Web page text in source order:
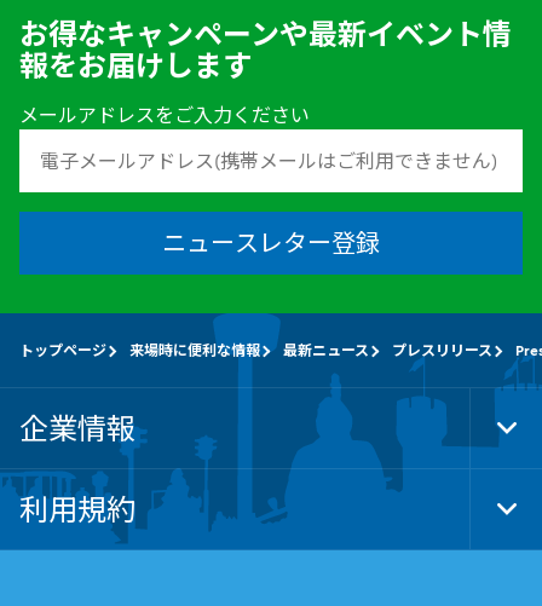
お得なキャンペーンや最新イベント情
報をお届けします
メールアドレスをご入力ください
ニュースレター登録
トップページ 来場時に便利な情報 最新ニュース プレスリリース
企業情報
利用規約